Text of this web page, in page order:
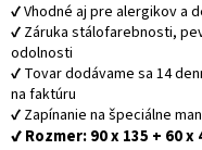
✔ Vhodné aj pre alergikov a
✔ Záruka stálofarebnosti,
odolnosti
✔ Tovar dodávame sa 14
na faktúru
✔ Zapínanie na špeciálne
✔ Rozmer: 90 x 135 + 60 x